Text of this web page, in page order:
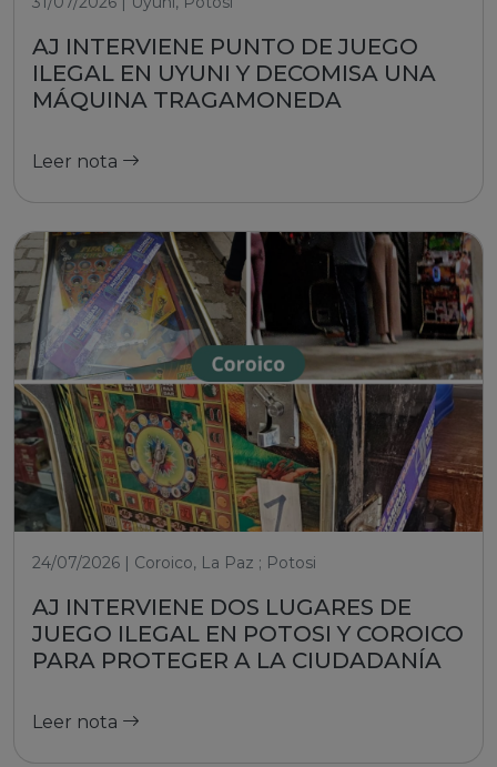
AJ INTERVIENE PUNTO DE JUEGO
ILEGAL EN UYUNI Y DECOMISA UNA
MÁQUINA TRAGAMONEDA
Leer nota
24/07/2026 | Coroico, La Paz ; Potosi
AJ INTERVIENE DOS LUGARES DE
JUEGO ILEGAL EN POTOSI Y COROICO
PARA PROTEGER A LA CIUDADANÍA
Leer nota